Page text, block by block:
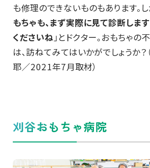
も修理のできないものもあります。し
もちゃも、まず実際に見て診断しま
くださいね」とドクター。おもちゃの
は、訪ねてみてはいかがでしょうか？
耶／2021年7月取材）
刈谷おもちゃ病院